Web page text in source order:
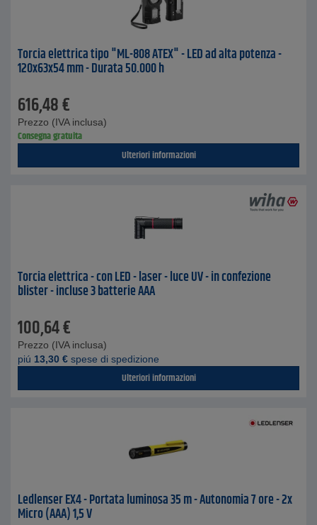
Torcia elettrica tipo "ML-808 ATEX" - LED ad alta potenza -
120x63x54 mm - Durata 50.000 h
616,48€
Prezzo (IVA inclusa)
Consegna gratuita
Ulteriori informazioni
Torcia elettrica - con LED - laser - luce UV - in confezione
blister - incluse 3 batterie AAA
100,64€
Prezzo (IVA inclusa)
piú 13,30 € spese di spedizione
Ulteriori informazioni
Ledlenser EX4 - Portata luminosa 35 m - Autonomia 7 ore - 2x
Micro (AAA) 1,5 V